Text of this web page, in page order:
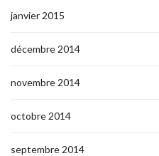
janvier 2015
décembre 2014
novembre 2014
octobre 2014
septembre 2014